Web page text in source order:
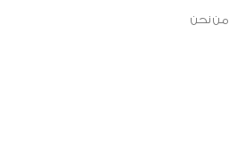
من نحن